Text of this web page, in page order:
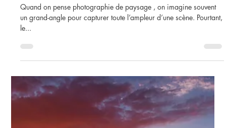
: Sublimer les Détails et les Perspectives
Quand on pense photographie de paysage , on imagine souvent
un grand-angle pour capturer toute l’ampleur d’une scène. Pourtant,